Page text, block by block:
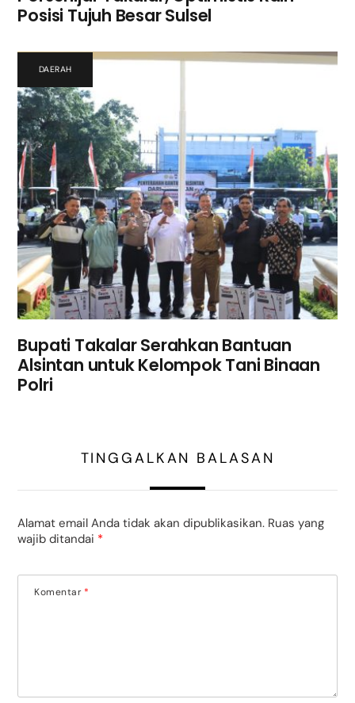
Posisi Tujuh Besar Sulsel
DAERAH
Bupati Takalar Serahkan Bantuan
Alsintan untuk Kelompok Tani Binaan
Polri
TINGGALKAN BALASAN
Alamat email Anda tidak akan dipublikasikan. Ruas yang
wajib ditandai *
Komentar *